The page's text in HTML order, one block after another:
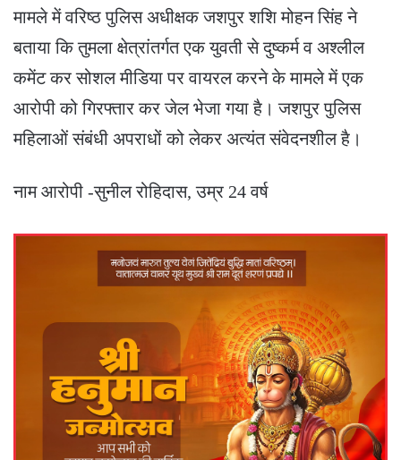
मामले में वरिष्ठ पुलिस अधीक्षक जशपुर शशि मोहन सिंह ने
बताया कि तुमला क्षेत्रांतर्गत एक युवती से दुष्कर्म व अश्लील
कमेंट कर सोशल मीडिया पर वायरल करने के मामले में एक
आरोपी को गिरफ्तार कर जेल भेजा गया है। जशपुर पुलिस
महिलाओं संबंधी अपराधों को लेकर अत्यंत संवेदनशील है।
नाम आरोपी -सुनील रोहिदास, उम्र 24 वर्ष